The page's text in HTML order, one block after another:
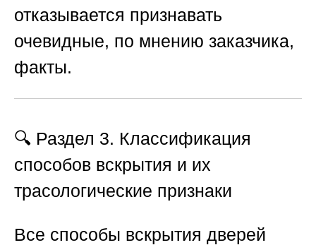
отказывается признавать
очевидные, по мнению заказчика,
факты.
🔍 Раздел 3. Классификация
способов вскрытия и их
трасологические признаки
Все способы вскрытия дверей